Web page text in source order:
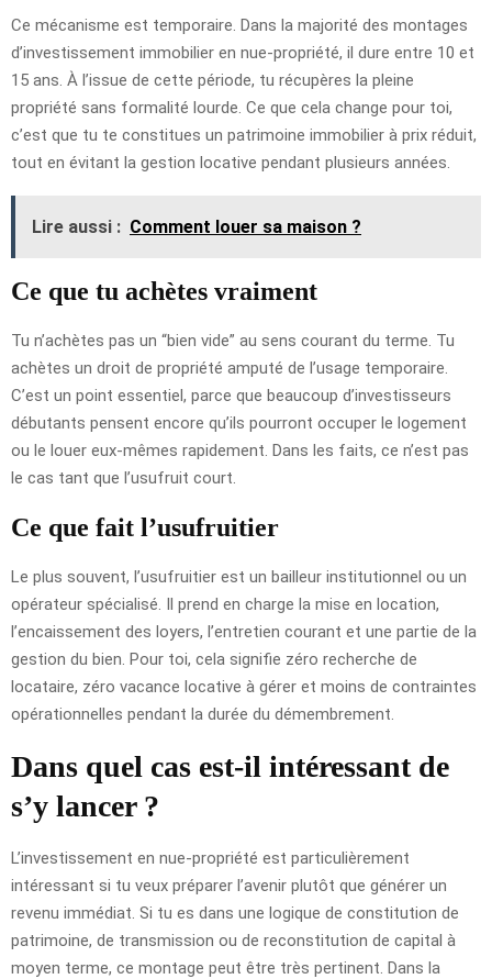
Ce mécanisme est temporaire. Dans la majorité des montages
d’investissement immobilier en nue-propriété, il dure entre 10 et
15 ans. À l’issue de cette période, tu récupères la pleine
propriété sans formalité lourde. Ce que cela change pour toi,
c’est que tu te constitues un patrimoine immobilier à prix réduit,
tout en évitant la gestion locative pendant plusieurs années.
Lire aussi : Comment louer sa maison ?
Ce que tu achètes vraiment
Tu n’achètes pas un “bien vide” au sens courant du terme. Tu
achètes un droit de propriété amputé de l’usage temporaire.
C’est un point essentiel, parce que beaucoup d’investisseurs
débutants pensent encore qu’ils pourront occuper le logement
ou le louer eux-mêmes rapidement. Dans les faits, ce n’est pas
le cas tant que l’usufruit court.
Ce que fait l’usufruitier
Le plus souvent, l’usufruitier est un bailleur institutionnel ou un
opérateur spécialisé. Il prend en charge la mise en location,
l’encaissement des loyers, l’entretien courant et une partie de la
gestion du bien. Pour toi, cela signifie zéro recherche de
locataire, zéro vacance locative à gérer et moins de contraintes
opérationnelles pendant la durée du démembrement.
Dans quel cas est-il intéressant de
s’y lancer ?
L’investissement en nue-propriété est particulièrement
intéressant si tu veux préparer l’avenir plutôt que générer un
revenu immédiat. Si tu es dans une logique de constitution de
patrimoine, de transmission ou de reconstitution de capital à
moyen terme, ce montage peut être très pertinent. Dans la